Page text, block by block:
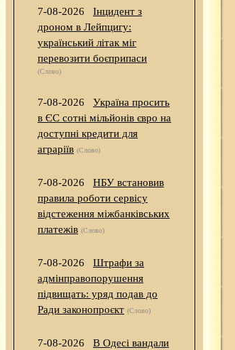
7-08-2026
Інцидент з
дроном в Лейпцигу:
український літак міг
перевозити боєприпаси
(Слово)
7-08-2026
Україна просить
в ЄС сотні мільйонів євро на
доступні кредити для
аграріїв (Слово)
7-08-2026
НБУ встановив
правила роботи сервісу
відстеження міжбанківських
платежів (Слово)
7-08-2026
Штрафи за
адмінправопорушення
підвищать: уряд подав до
Ради законопроєкт (Слово)
7-08-2026
В Одесі вандали